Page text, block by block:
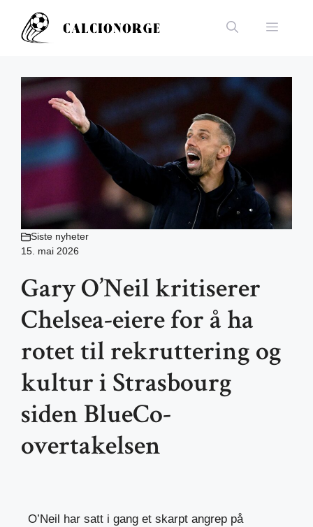
innhold
Meny
Siste nyheter
15. mai 2026
Gary O’Neil kritiserer
Chelsea-eiere for å ha
rotet til rekruttering og
kultur i Strasbourg
siden BlueCo-
overtakelsen
O’Neil har satt i gang et skarpt angrep på